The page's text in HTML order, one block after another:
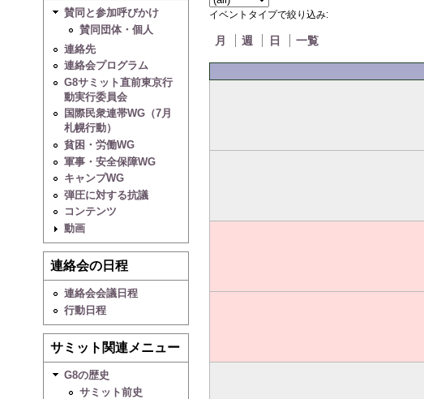
賛同と参加呼びかけ
賛同団体・個人
連絡先
連絡会プログラム
G8サミット直前東京行
動実行委員会
国際民衆連帯WG（7月
札幌行動）
貧困・労働WG
軍事・安全保障WG
キャンプWG
弾圧に対する抗議
コンテンツ
動画
連絡会の日程
連絡会会議日程
行動日程
サミット関連メニュー
G8の歴史
サミット前史
イベントタイプで絞り込み:
月 週 日
一覧